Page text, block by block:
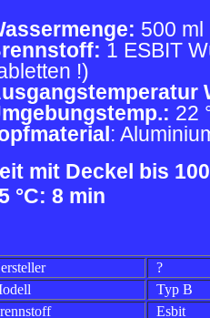
500 ml
1 ESBIT
!)
22
:
mit Deckel bis
°C: 8 min
?
Typ B
Esbit